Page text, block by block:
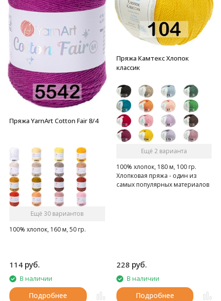
Пряжа YarnArt Cotton Fair 8/4
Ещё 30 вариантов
100% хлопок, 160 м, 50 гр.
114 руб.
В наличии
Подробнее
Пряжа Камтекс Хлопок
классик
Ещё 2 варианта
100% хлопок, 180 м, 100 гр.
Хлопковая пряжа - один из
самых популярных материалов
228 руб.
В наличии
Подробнее